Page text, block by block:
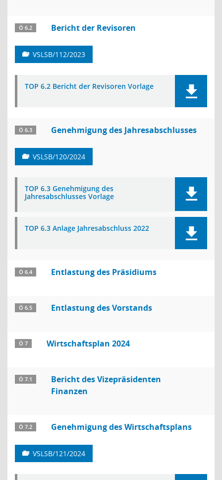
Ö 6.2 Bericht der Revisoren
VSLSB/112/2023
TOP 6.2 Bericht der Revisoren Vorlage
Ö 6.3 Genehmigung des Jahresabschlusses
VSLSB/120/2024
TOP 6.3 Genehmigung des
Jahresabschlusses Vorlage
TOP 6.3 Anlage Jahresabschluss 2022
Ö 6.4 Entlastung des Präsidiums
Ö 6.5 Entlastung des Vorstands
Ö 7 Wirtschaftsplan 2024
Ö 7.1
Bericht des Vizepräsidenten
Finanzen
Ö 7.2 Genehmigung des Wirtschaftsplans
VSLSB/121/2024